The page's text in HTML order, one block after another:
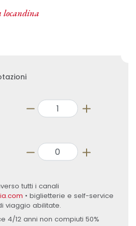
locandina
tutti i canali
• biglietterie e self-service
viaggio abilitate.
4/12 anni non compiuti 50%